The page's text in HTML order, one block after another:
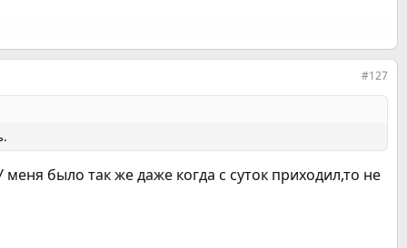
#127
было так же даже когда с суток приходил,то не